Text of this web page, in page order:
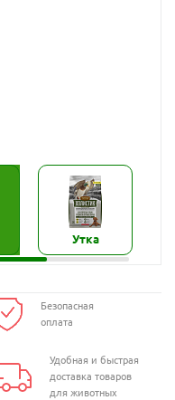
Утка
Безопасная
оплата
Удобная и быстрая
доставка товаров
для животных